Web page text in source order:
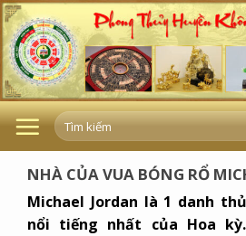
Skip
to
content
NHÀ CỦA VUA BÓNG RỔ
Michael Jordan là 1 danh
nổi tiếng nhất của Hoa